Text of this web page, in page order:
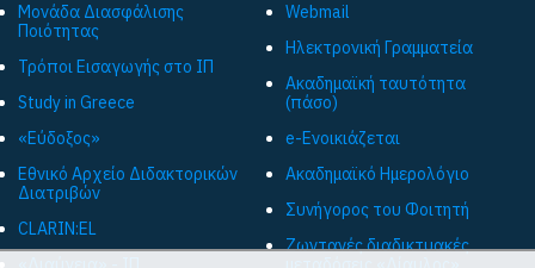
Μονάδα Διασφάλισης
Ποιότητας
Τρόποι Εισαγωγής στο ΙΠ
Study in Greece
«Εύδοξος»
Εθνικό Αρχείο Διδακτορικών
Διατριβών
CLARIN:EL
Webmail
Ηλεκτρονική Γραμματεία
Ακαδημαϊκή ταυτότητα
(πάσο)
e-Ενοικιάζεται
Ακαδημαϊκό Ημερολόγιο
Συνήγορος του Φοιτητή
Ζωντανές διαδικτυακές